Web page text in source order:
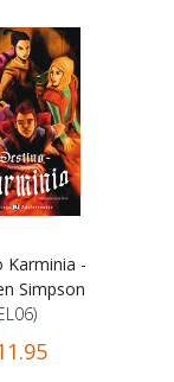
Karminia -
Simpson